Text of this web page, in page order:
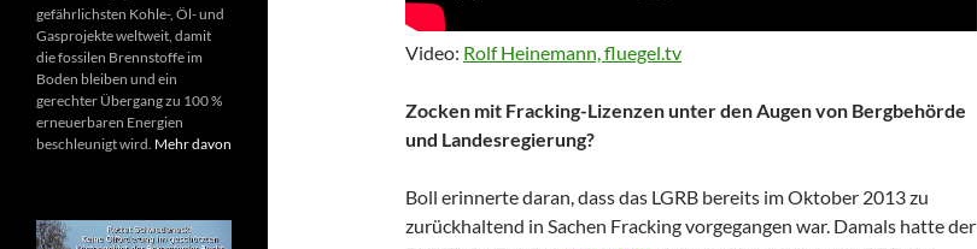
Video: Rolf Heinemann, fluegel.tv
Zocken mit Fracking-Lizenzen unter den Augen von Bergbehörde
und Landesregierung?
Boll erinnerte daran, dass das LGRB bereits im Oktober 2013 zu
zurückhaltend in Sachen Fracking vorgegangen war. Damals hatte der
gefährlichsten Kohle-, Öl- und
Gasprojekte weltweit, damit
die fossilen Brennstoffe im
Boden bleiben und ein
gerechter Übergang zu 100 %
erneuerbaren Energien
beschleunigt wird. Mehr davon